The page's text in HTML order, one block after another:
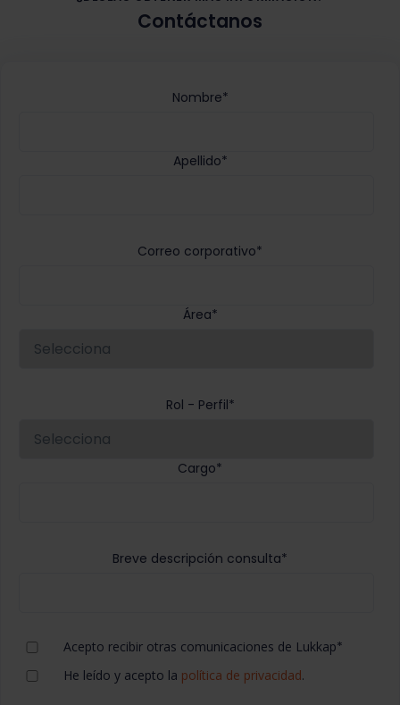
Contáctanos
Nombre*
Apellido*
Correo corporativo*
Área*
Rol - Perfil*
Cargo*
Breve descripción consulta*
Acepto recibir otras comunicaciones de Lukkap*
He leído y acepto la política de privacidad.